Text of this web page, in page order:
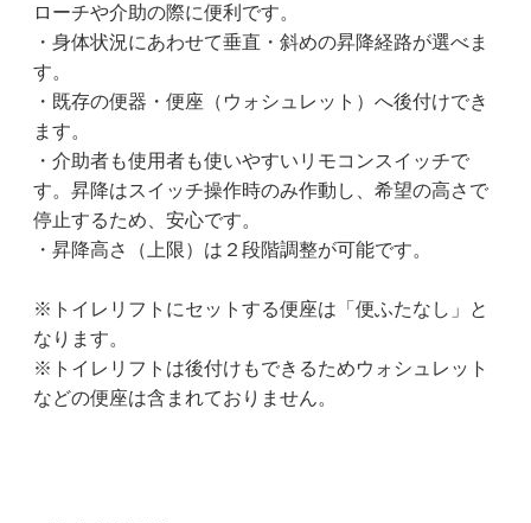
ローチや介助の際に便利です。
・身体状況にあわせて垂直・斜めの昇降経路が選べま
す。
・既存の便器・便座（ウォシュレット）へ後付けでき
ます。
・介助者も使用者も使いやすいリモコンスイッチで
す。昇降はスイッチ操作時のみ作動し、希望の高さで
停止するため、安心です。
・昇降高さ（上限）は２段階調整が可能です。
※トイレリフトにセットする便座は「便ふたなし」と
なります。
※トイレリフトは後付けもできるためウォシュレット
などの便座は含まれておりません。